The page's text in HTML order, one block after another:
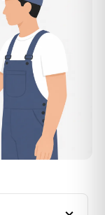
normalen
65 m² liegen
entspricht im
verschieben
kurzer
in Zukunft
Freital stabil (±3
2020. Eine